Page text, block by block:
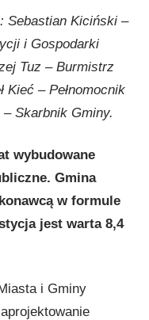
Sebastian Kiciński –
i Gospodarki
Tuz – Burmistrz
Kieć – Pełnomocnik
Skarbnik Gminy.
wybudowane
Gmina
w formule
jest warta 8,4
i Gminy